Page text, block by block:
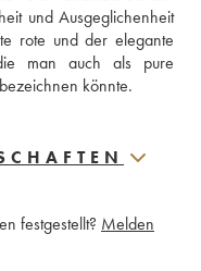
und Ausgeglichenheit
rote und der elegante
man auch als pure
könnte.
festgestellt? Melden